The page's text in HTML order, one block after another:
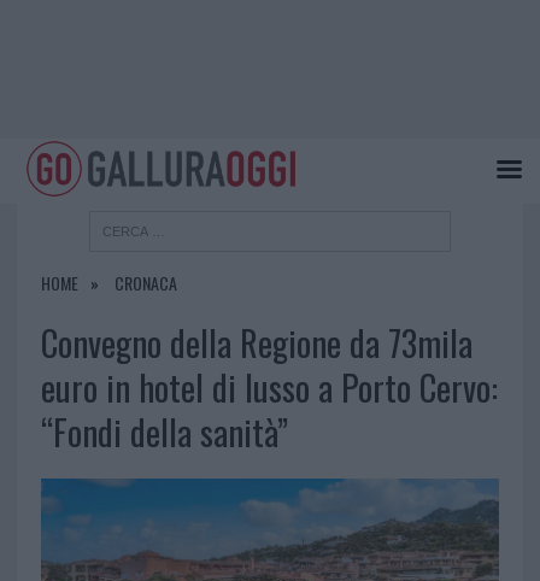
HOME CRONACA
Convegno della Regione da 73mila
euro in hotel di lusso a Porto Cervo:
“Fondi della sanità”